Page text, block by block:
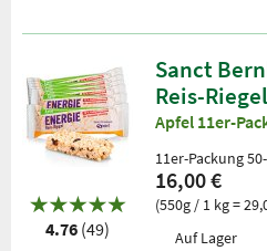
4.76 (49)
Sanct
Reis-Riegel
Apfel 11er-
11er-Packung
16,00 €
(550g / 1 kg =
Auf Lager